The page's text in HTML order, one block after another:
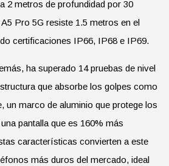
2 metros de profundidad por 30
Pro 5G resiste 1.5 metros en el
certificaciones IP66, IP68 e IP69.
ha superado 14 pruebas de nivel
que absorbe los golpes como
un marco de aluminio que protege los
pantalla que es 160% más
características convierten a este
más duros del mercado, ideal